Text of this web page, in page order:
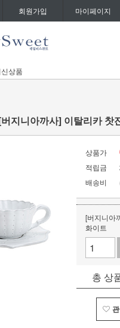
회원가입 마이페이지
상품
지니아까사] 이탈리카 찻
상품가
적립금
배송비
[버지니아
화이트
총 상